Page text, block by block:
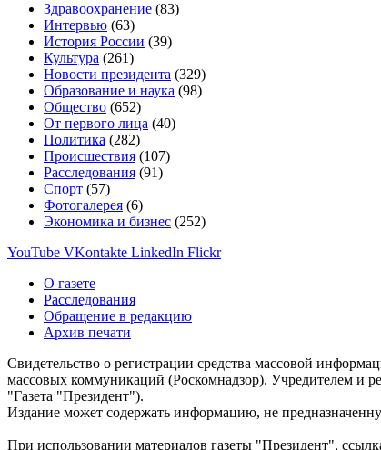
Здравоохранение (83)
Интервью (63)
История России (39)
Культура (261)
Новости президента (329)
Образование и наука (98)
Общество (652)
От первого лица (40)
Политика (282)
Происшествия (107)
Расследования (91)
Спорт (57)
Фотогалерея (6)
Экономика и бизнес (252)
YouTube VKontakte LinkedIn Flickr
О газете
Расследования
Обращение в редакцию
Архив печати
Свидетельство о регистрации средства массовой
массовых коммуникаций (Роскомнадзор). Учредителем и
"Газета "Президент").
Издание может содержать информацию, не
При использовании материалов газеты "Президент",